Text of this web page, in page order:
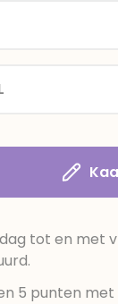
tot en met
5 punten